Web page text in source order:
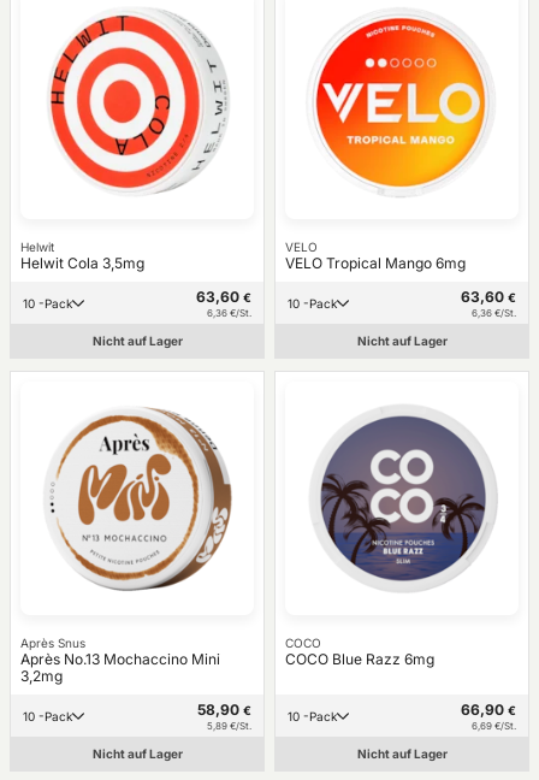
Helwit
Helwit Cola 3,5mg
10 -Pack 63,60 €
6,36 €/St.
Nicht auf Lager
VELO
VELO Tropical Mango 6mg
10 -Pack 63,60 €
6,36 €/St.
Nicht auf Lager
Après Snus
Après No.13 Mochaccino Mini
3,2mg
10 -Pack 58,90 €
5,89 €/St.
Nicht auf Lager
COCO
COCO Blue Razz 6mg
10 -Pack 66,90 €
6,69 €/St.
Nicht auf Lager